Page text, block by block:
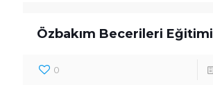
Özbakım Becerileri Eğitimi
0